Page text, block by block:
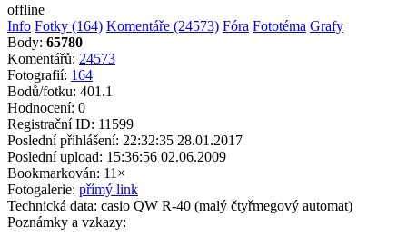
offline
Info Fotky (164) Komentáře (24573) Fóra Fototéma Grafy
Body: 65780
Komentářů: 24573
Fotografií: 164
Bodů/fotku: 401.1
Hodnocení: 0
Registrační ID: 11599
Poslední přihlášení: 22:32:35 28.01.2017
Poslední upload: 15:36:56 02.06.2009
Bookmarkován: 11×
Fotogalerie: přímý link
Technická data: casio QW R-40 (malý čtyřmegový automat)
Poznámky a vzkazy: